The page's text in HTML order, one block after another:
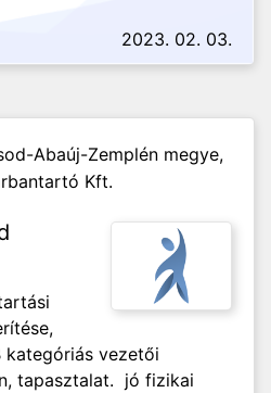
2023. 02. 03.
Abaúj-Zemplén megye,
Kft.
kategóriás vezetői
tapasztalat. jó fizikai